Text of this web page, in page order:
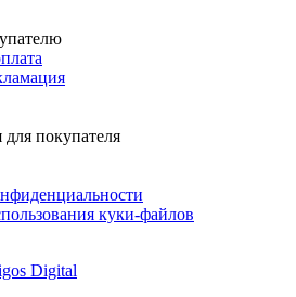
покупателя
куки-файлов
Digital